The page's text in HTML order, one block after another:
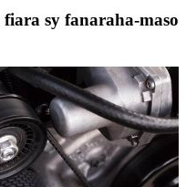
sy fanaraha-maso